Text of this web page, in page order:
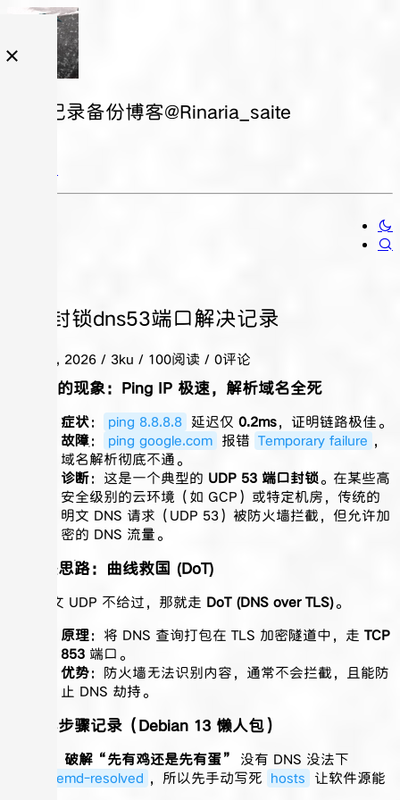
日常记录备份博客@Rinaria_saite
机房封锁dns53端口解决记录
二月 09, 2026 / 3ku / 100阅读 / 0评论
1. 诡异的现象：Ping IP 极速，解析域名全死
症状： ping 8.8.8.8 延迟仅 0.2ms，证明链路极佳。
故障： ping google.com 报错 Temporary failure ，
域名解析彻底不通。
诊断：这是一个典型的 UDP 53 端口封锁。在某些高
安全级别的云环境（如 GCP）或特定机房，传统的
明文 DNS 请求（UDP 53）被防火墙拦截，但允许加
密的 DNS 流量。
2. 解决思路：曲线救国 (DoT)
既然明文 UDP 不给过，那就走 DoT (DNS over TLS)。
原理：将 DNS 查询打包在 TLS 加密隧道中，走 TCP
853 端口。
优势：防火墙无法识别内容，通常不会拦截，且能防
止 DNS 劫持。
3. 核心步骤记录（Debian 13 懒人包）
第一步：破解“先有鸡还是先有蛋”
没有 DNS 没法下
systemd-resolved ，所以先手动写死 hosts 让软件源能